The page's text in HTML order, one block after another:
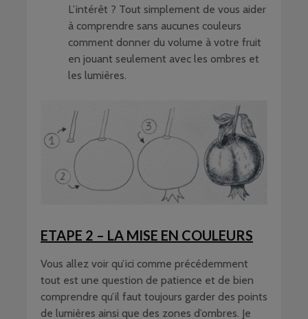
L’intérêt ? Tout simplement de vous aider
à comprendre sans aucunes couleurs
comment donner du volume à votre fruit
en jouant seulement avec les ombres et
les lumières.
ETAPE 2 – LA MISE EN COULEURS
Vous allez voir qu’ici comme précédemment
tout est une question de patience et de bien
comprendre qu’il faut toujours garder des points
de lumières ainsi que des zones d’ombres. Je